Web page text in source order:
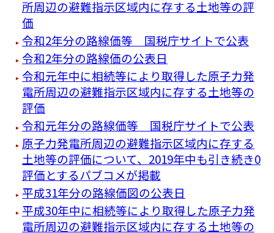
所周辺の避難指示区域内に存する土地等の評
価
令和2年分の路線価等 国税庁サイトで公表
令和2年分の路線価の公表日
令和元年中に相続等により取得した原子力発
電所周辺の避難指示区域内に存する土地等の
評価
令和元年分の路線価等 国税庁サイトで公表
原子力発電所周辺の避難指示区域内に存する
土地等の評価について、2019年中も引き続き0
評価とするパブコメが掲載
平成31年分の路線価図の公表日
平成30年中に相続等により取得した原子力発
電所周辺の避難指示区域内に存する土地等の